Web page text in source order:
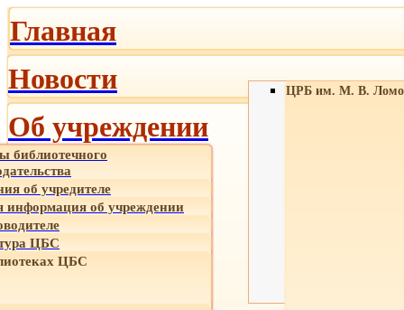
Главная
Новости
Об учреждении
библиотечного
об учредителе
об учреждении
ЦБС
ЦБС
ЦРБ им. М. В.